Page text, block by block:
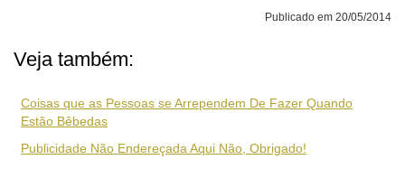
Publicado em 20/05/2014
Veja também:
Coisas que as Pessoas se Arrependem De Fazer Quando
Estão Bêbedas
Publicidade Não Endereçada Aqui Não, Obrigado!